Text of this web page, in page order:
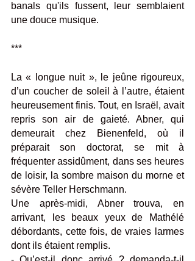
banals qu'ils fussent, leur semblaient
une douce musique.
***
La « longue nuit », le jeûne rigoureux,
d’un coucher de soleil à l’autre, étaient
heureusement finis. Tout, en Israël, avait
repris son air de gaieté. Abner, qui
demeurait chez Bienenfeld, où il
préparait son doctorat, se mit à
fréquenter assidûment, dans ses heures
de loisir, la sombre maison du morne et
sévère Teller Herschmann.
Une après-midi, Abner trouva, en
arrivant, les beaux yeux de Mathélé
débordants, cette fois, de vraies larmes
dont ils étaient remplis.